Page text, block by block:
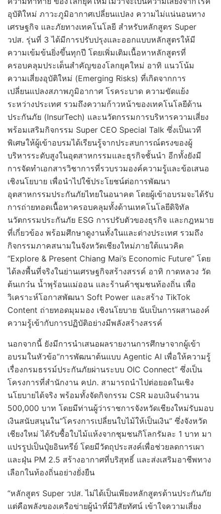
อุบัติใหม่ ภาวะภูมิอากาศเปลี่ยนแปลง ความไม่แน่นอนทาง
เศรษฐกิจ และภัยทางเทคโนโลยี สำหรับหลักสูตร Super
วปส. รุ่นที่ 3 ได้มีการปรับปรุงและออกแบบหลักสูตรให้มี
ความเข้มข้นยิ่งขึ้นทุกปี โดยเพิ่มเติมเนื้อหาหลักสูตรที่
ครอบคลุมประเด็นสำคัญของโลกยุคใหม่ อาทิ แนวโน้ม
ความเสี่ยงอุบัติใหม่ (Emerging Risks) ที่เกิดจากการ
เปลี่ยนแปลงสภาพภูมิอากาศ โรคระบาด ความขัดแย้ง
ระหว่างประเทศ รวมถึงความก้าวหน้าของเทคโนโลยีด้าน
ประกันภัย (InsurTech) และนวัตกรรมการบริหารความเสี่ยง
พร้อมเสริมกิจกรรม Super CEO Special Talk ซึ่งเป็นเวที
พิเศษให้ผู้เข้าอบรมได้เรียนรู้จากประสบการณ์ตรงของผู้
บริหารระดับสูงในอุตสาหกรรมและธุรกิจชั้นนำ อีกทั้งยังมี
การจัดทำเอกสารวิชาการที่รวบรวมองค์ความรู้และข้อเสนอ
เชิงนโยบาย เพื่อนำไปใช้ประโยชน์ต่อการพัฒนา
อุตสาหกรรมประกันภัยไทยในอนาคต โดยผู้เข้าอบรมจะได้รับ
การถ่ายทอดเนื้อหาครอบคลุมทั้งด้านเทคโนโลยีดิจิทัล
นวัตกรรมประกันภัย ESG การปรับตัวของธุรกิจ และกฎหมาย
ที่เกี่ยวข้อง พร้อมศึกษาดูงานทั้งในและต่างประเทศ รวมถึง
กิจกรรมภาคสนามในจังหวัดเชียงใหม่ภายใต้แนวคิด
“Explore & Present Chiang Mai’s Economic Future” โดย
ได้ลงพื้นที่จริงในย่านเศรษฐกิจสร้างสรรค์ อาทิ กาดหลวง วัด
ต้นเกว๋น น้ำพุร้อนแม่ออน และร้านค้าชุมชนท้องถิ่น เพื่อ
วิเคราะห์โอกาสพัฒนา Soft Power และสร้าง TikTok
Content ถ่ายทอดมุมมอง เชิงนโยบาย นับเป็นการผสานองค์
ความรู้เข้ากับการปฏิบัติอย่างมีพลังสร้างสรรค์
นอกจากนี้ ยังมีการนำเสนอผลรายงานการศึกษาจากผู้เข้า
อบรมในหัวข้อ“การพัฒนาต้นแบบ Agentic AI เพื่อให้ความรู้
เรื่องกรมธรรม์ประกันภัยผ่านระบบ OIC Connect” ซึ่งเป็น
โครงการที่สำนักงาน คปภ. สามารถนำไปต่อยอดในเชิง
นโยบายได้จริง พร้อมทั้งจัดกิจกรรม CSR มอบเงินจำนวน
500,000 บาท โดยมีท่านผู้ว่าราชการจังหวัดเชียงใหม่รับมอบ
เงินสนับสนุนใน“โครงการเปลี่ยนใบไม้ให้เป็นเงิน” ซึ่งจังหวัด
เชียงใหม่ ได้รับซื้อใบไม้แห้งจากชุมชนกิโลกรัมละ 1 บาท มา
แปรรูปเป็นปุ๋ยอินทรีย์ โดยมีวัตถุประสงค์เพื่อช่วยลดการเผา
และฝุ่น PM 2.5 สร้างอากาศที่บริสุทธิ์ และส่งเสริมอาชีพทาง
เลือกในท้องถิ่นอย่างยั่งยืน
“หลักสูตร Super วปส. ไม่ได้เป็นเพียงหลักสูตรด้านประกันภัย
แต่คือพลังของเครือข่ายผู้นำที่มีวิสัยทัศน์ เข้าใจความเสี่ยง